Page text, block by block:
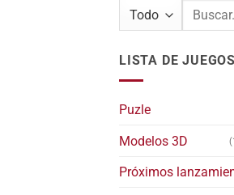
Buscar
LISTA DE JUEGOS
Puzle
Modelos 3D
Próximos